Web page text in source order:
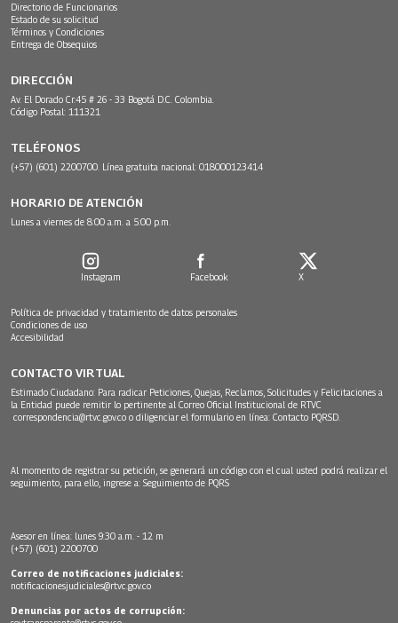
Directorio de Funcionarios
Estado de su solicitud
Términos y Condiciones
Entrega de Obsequios
DIRECCIÓN
Av. El Dorado Cr.45 # 26 - 33 Bogotá D.C. Colombia.
Código Postal: 111321
TELÉFONOS
(+57) (601) 2200700. Línea gratuita nacional: 018000123414
HORARIO DE ATENCIÓN
Lunes a viernes de 8:00 a.m. a 5:00 p.m.
Instagram Facebook X
Política de privacidad y tratamiento de datos personales
Condiciones de uso
Accesibilidad
CONTACTO VIRTUAL
Estimado Ciudadano: Para radicar Peticiones, Quejas, Reclamos, Solicitudes y Felicitaciones a
la Entidad puede remitir lo pertinente al Correo Oficial Institucional de RTVC
correspondencia@rtvc.gov.co o diligenciar el formulario en línea: Contacto PQRSD.
Al momento de registrar su petición, se generará un código con el cual usted podrá realizar el
seguimiento, para ello, ingrese a: Seguimiento de PQRS
Asesor en línea: lunes 9:30 a.m. - 12 m
(+57) (601) 2200700
Correo de notificaciones judiciales:
notificacionesjudiciales@rtvc.gov.co
Denuncias por actos de corrupción: